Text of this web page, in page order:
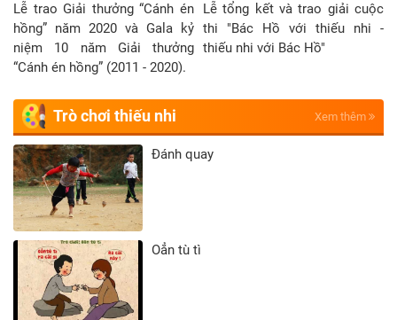
Lễ trao Giải thưởng “Cánh én
hồng” năm 2020 và Gala kỷ
niệm 10 năm Giải thưởng
“Cánh én hồng” (2011 - 2020).
Lễ tổng kết và trao giải cuộc
thi "Bác Hồ với thiếu nhi -
thiếu nhi với Bác Hồ"
Trò chơi thiếu nhi Xem thêm
Đánh quay
Oẳn tù tì